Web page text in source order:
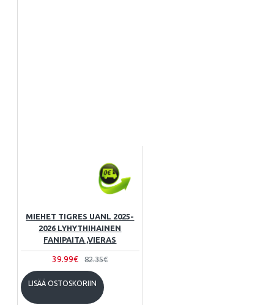
MIEHET TIGRES UANL 2025-
2026 LYHYTHIHAINEN
FANIPAITA ,VIERAS
39.99€ 82.35€
LISÄÄ OSTOSKORIIN